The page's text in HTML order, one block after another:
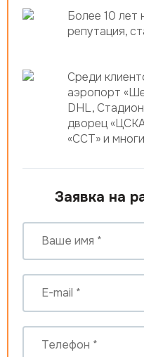
Более 10 лет
репутация,
Среди
аэропорт
DHL,
дворец
«ССТ» и
Заявка на